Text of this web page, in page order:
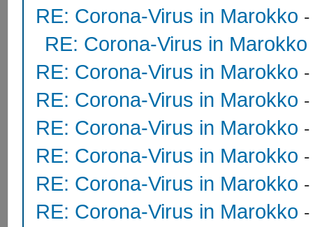
RE: Corona-Virus in Marokko
RE: Corona-Virus in Marokko
RE: Corona-Virus in Marokko
RE: Corona-Virus in Marokko
RE: Corona-Virus in Marokko
RE: Corona-Virus in Marokko
RE: Corona-Virus in Marokko
RE: Corona-Virus in Marokko